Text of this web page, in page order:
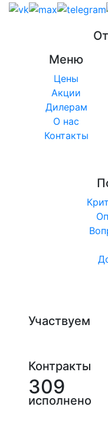
Меню
Цены
Акции
Дилерам
О нас
Контакты
Участвуем
Контракты
309
исполнено